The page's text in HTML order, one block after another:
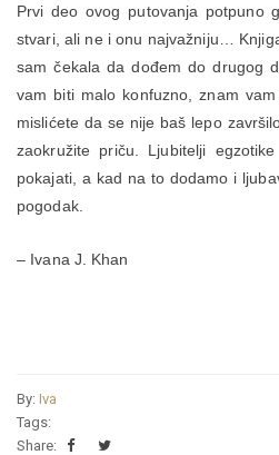
Prvi deo ovog putovanja potpuno
stvari, ali ne i onu najvažniju…
sam čekala da dođem do drugog
vam biti malo konfuzno, znam
mislićete da se nije baš lepo
zaokružite priču. Ljubitelji
pokajati, a kad na to dodamo i
pogodak.
– Ivana J. Khan
By: Iva
Tags:
Share: